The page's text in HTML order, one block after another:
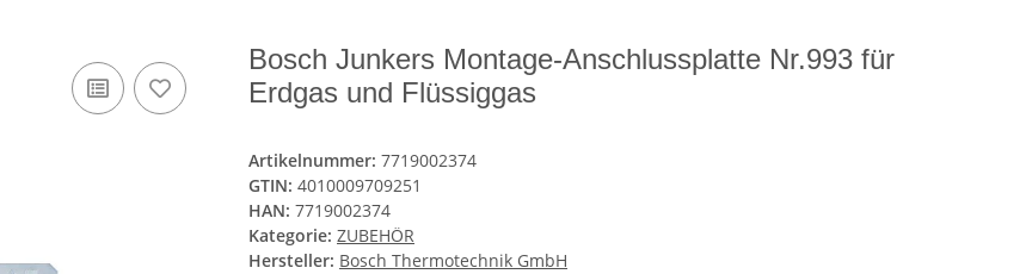
Bosch Junkers Montage-Anschlussplatte Nr.993 für
Erdgas und Flüssiggas
Artikelnummer: 7719002374
GTIN: 4010009709251
HAN: 7719002374
Kategorie: ZUBEHÖR
Hersteller: Bosch Thermotechnik GmbH